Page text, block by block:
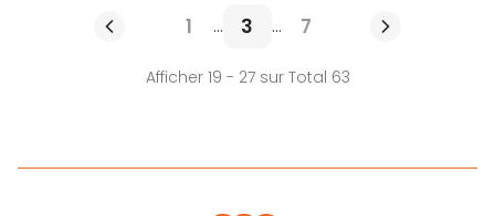
1 ... 3 ... 7
Afficher 19 - 27 sur Total 63